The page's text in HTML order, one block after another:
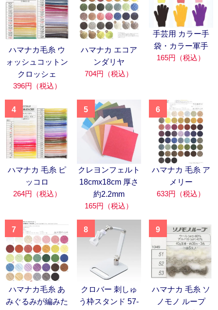
ハマナカ毛糸 ウ
ォッシュコットン
クロッシェ
396円（税込）
ハマナカ エコア
ンダリヤ
704円（税込）
手芸用 カラー手
袋・カラー軍手
165円（税込）
4
ハマナカ 毛糸 ピ
ッコロ
264円（税込）
5
クレヨンフェルト
18cmx18cm 厚さ
約2.2mm
165円（税込）
6
ハマナカ 毛糸 ア
メリー
633円（税込）
7
ハマナカ毛糸 あ
みぐるみが編みた
8
クロバー 刺しゅ
う枠スタンド 57-
9
ハマナカ 毛糸 ソ
ノモノ ループ